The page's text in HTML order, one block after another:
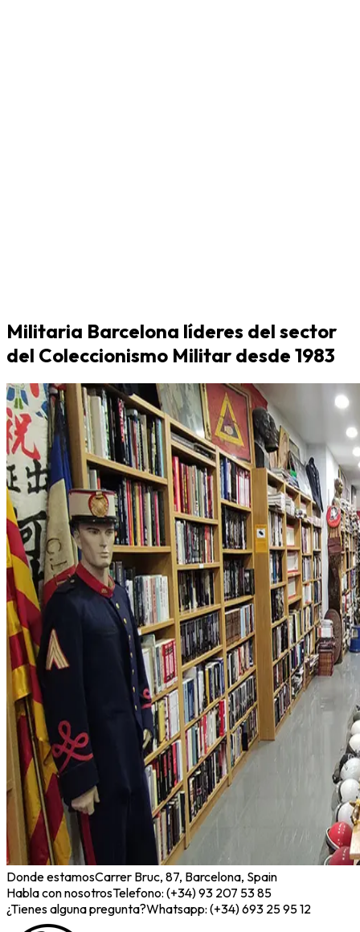
Militaria Barcelona líderes del sector
del Coleccionismo Militar desde 1983
Donde estamosCarrer Bruc, 87, Barcelona, Spain
Habla con nosotrosTelefono: (+34) 93 207 53 85
¿Tienes alguna pregunta?Whatsapp: (+34) 693 25 95 12